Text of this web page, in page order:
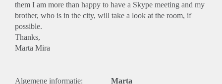
them I am more than happy to have a Skype meeting and my
brother, who is in the city, will take a look at the room, if
possible.
Thanks,
Marta Mira
Algemene informatie: Marta